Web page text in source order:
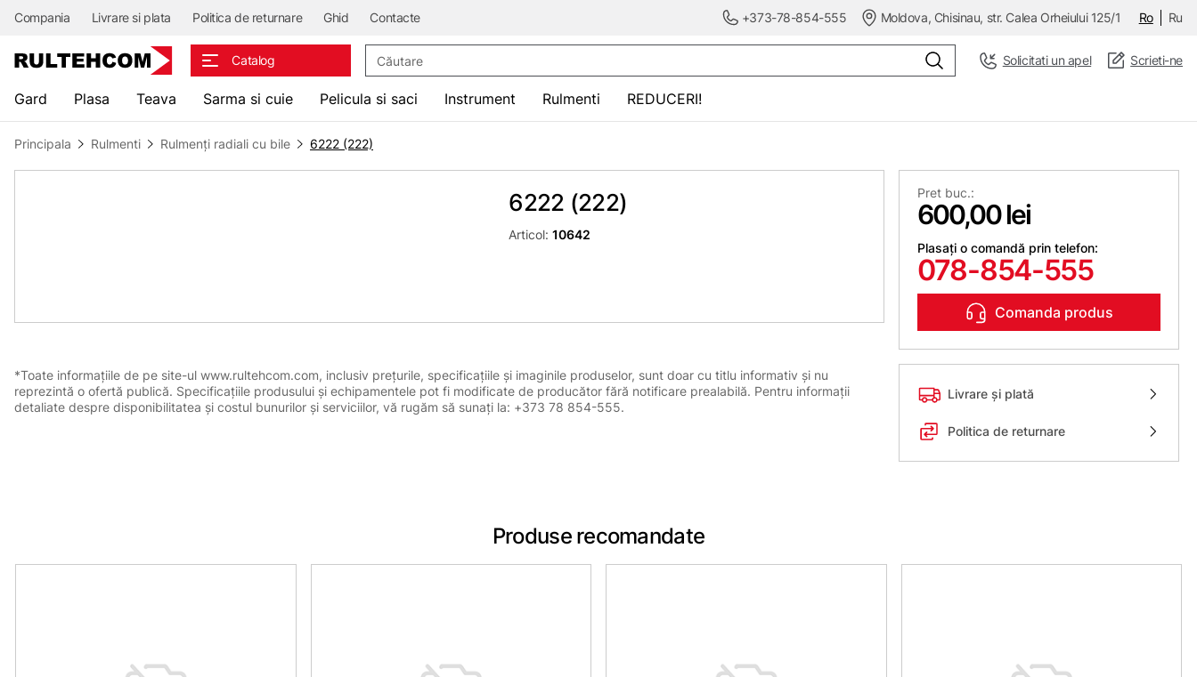
Compania Livrare si plata Politica de returnare Ghid Contacte +373-78-854-555 Moldova, Chisinau, str. Calea Orheiului 125/1 Ro Ru
Catalog Solicitati un apel Scrieti-ne
Gard Plasa Teava Sarma si cuie Pelicula si saci Instrument Rulmenti REDUCERI!
Principala Rulmenti Rulmenți radiali cu bile 6222 (222)
6222 (222)
Articol:10642
Pret buc.:
600,00 lei
Plasați o comandă prin telefon:
078-854-555
Comanda produs
Livrare și plată
Politica de returnare
*Toate informațiile de pe site-ul www.rultehcom.com, inclusiv prețurile, specificațiile și imaginile produselor, sunt doar cu titlu informativ și nu
reprezintă o ofertă publică. Specificațiile produsului și echipamentele pot fi modificate de producător fără notificare prealabilă. Pentru informații
detaliate despre disponibilitatea și costul bunurilor și serviciilor, vă rugăm să sunați la: +373 78 854-555.
Produse recomandate